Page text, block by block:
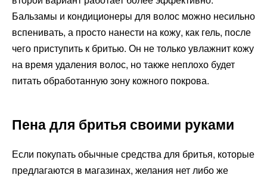
Бальзамы и кондиционеры для волос можно несильно
вспенивать, а просто нанести на кожу, как гель, после
чего приступить к бритью. Он не только увлажнит кожу
на время удаления волос, но также неплохо будет
питать обработанную зону кожного покрова.
Пена для бритья своими руками
Если покупать обычные средства для бритья, которые
предлагаются в магазинах, желания нет либо же